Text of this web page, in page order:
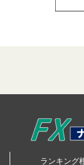
ランキング